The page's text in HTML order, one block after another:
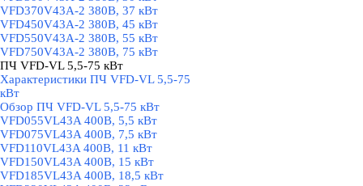
VFD370V43A-2 380В, 37 кВт
VFD450V43A-2 380В, 45 кВт
VFD550V43A-2 380В, 55 кВт
VFD750V43A-2 380В, 75 кВт
ПЧ VFD-VL 5,5-75 кВт
Характеристики ПЧ VFD-VL 5,5-75
кВт
Обзор ПЧ VFD-VL 5,5-75 кВт
VFD055VL43A 400В, 5,5 кВт
VFD075VL43A 400В, 7,5 кВт
VFD110VL43A 400В, 11 кВт
VFD150VL43A 400В, 15 кВт
VFD185VL43A 400В, 18,5 кВт